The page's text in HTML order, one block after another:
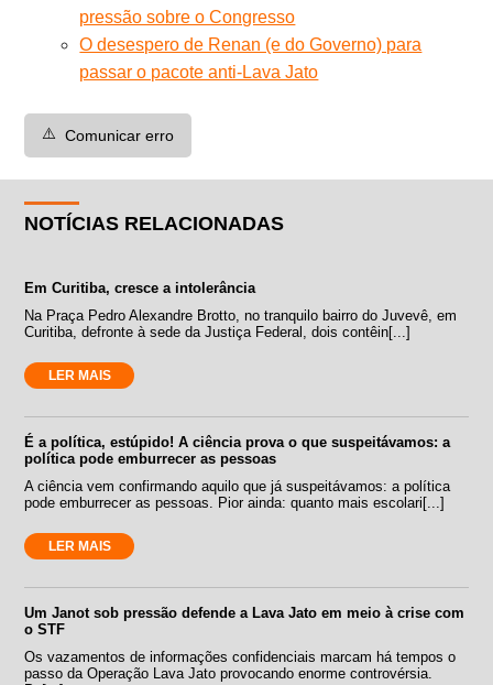
pressão sobre o Congresso
O desespero de Renan (e do Governo) para
passar o pacote anti-Lava Jato
⚠️ Comunicar erro
NOTÍCIAS RELACIONADAS
Em Curitiba, cresce a intolerância
Na Praça Pedro Alexandre Brotto, no tranquilo bairro do Juvevê, em
Curitiba, defronte à sede da Justiça Federal, dois contêin[...]
LER MAIS
É a política, estúpido! A ciência prova o que suspeitávamos: a
política pode emburrecer as pessoas
A ciência vem confirmando aquilo que já suspeitávamos: a política
pode emburrecer as pessoas. Pior ainda: quanto mais escolari[...]
LER MAIS
Um Janot sob pressão defende a Lava Jato em meio à crise com
o STF
Os vazamentos de informações confidenciais marcam há tempos o
passo da Operação Lava Jato provocando enorme controvérsia.